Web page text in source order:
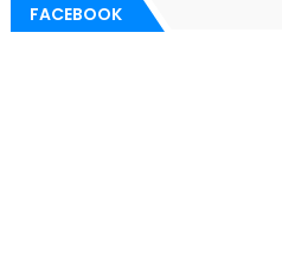
FACEBOOK